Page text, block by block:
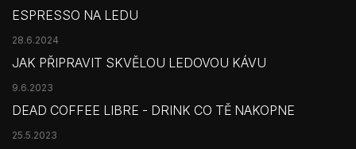
ESPRESSO NA LEDU
28.6.2024
JAK PŘIPRAVIT SKVĚLOU LEDOVOU KÁVU
9.6.2023
DEAD COFFEE LIBRE - DRINK CO TĚ NAKOPNE
25.5.2023